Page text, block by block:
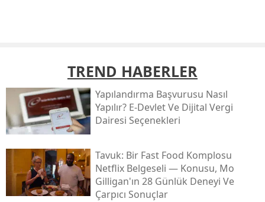
TREND HABERLER
Yapılandırma Başvurusu Nasıl
Yapılır? E-Devlet Ve Dijital Vergi
Dairesi Seçenekleri
Tavuk: Bir Fast Food Komplosu
Netflix Belgeseli — Konusu, Mo
Gilligan'ın 28 Günlük Deneyi Ve
Çarpıcı Sonuçlar